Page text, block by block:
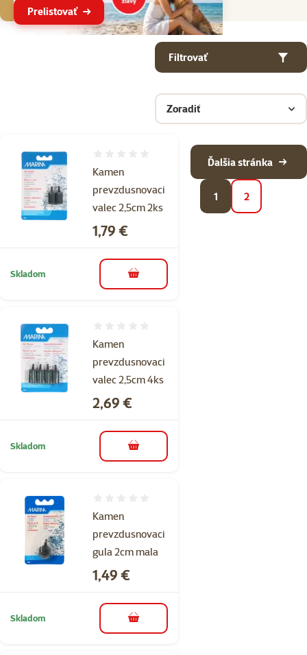
Prelistovať
Filtrovať
Zoradiť
Produkty v kategorii Vzduchovacie kamene
Kamen
prevzdusnovaci
valec 2,5cm 2ks
Cena
1,79 €
Skladom do košíka
Kamen
prevzdusnovaci
valec 2,5cm 4ks
Cena
2,69 €
Skladom do košíka
Kamen
prevzdusnovaci
gula 2cm mala
Cena
1,49 €
Skladom do košíka
1 2
Ďalšia stránka